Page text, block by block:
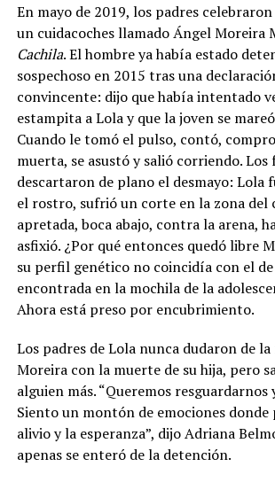
En mayo de 2019, los padres
un cuidacoches llamado Ángel Moreira
Cachila. El hombre ya había estado
sospechoso en 2015 tras una
convincente: dijo que había intentado
estampita a Lola y que la joven se
Cuando le tomó el pulso, contó,
muerta, se asustó y salió corriendo. Los
descartaron de plano el desmayo: Lola
el rostro, sufrió un corte en la zona del
apretada, boca abajo, contra la arena,
asfixió. ¿Por qué entonces quedó libre
su perfil genético no coincidía con el
encontrada en la mochila de la
Ahora está preso por encubrimiento.
Los padres de Lola nunca dudaron de
Moreira con la muerte de su hija, pero
alguien más. “Queremos resguardarnos
Siento un montón de emociones donde
alivio y la esperanza”, dijo Adriana
apenas se enteró de la detención.